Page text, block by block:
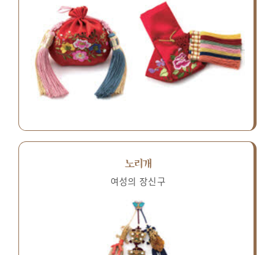
노리개
여성의 장신구